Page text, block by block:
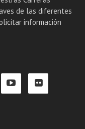
de las diferentes
información